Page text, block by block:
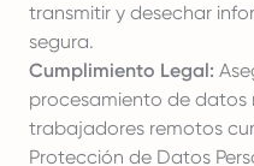
transmitir y desechar
segura.
Cumplimiento Legal:
procesamiento de datos
trabajadores remotos
Protección de Datos